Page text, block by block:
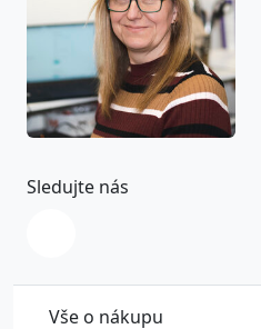
Vše o nákupu
Sledujte nás